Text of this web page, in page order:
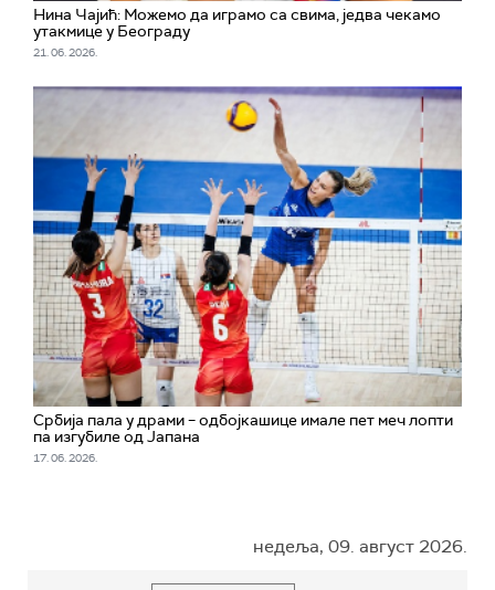
Нина Чајић: Можемо да играмо са свима, једва чекамо
утакмице у Београду
21. 06. 2026.
Србија пала у драми – одбојкашице имале пет меч лопти
па изгубиле од Јапана
17. 06. 2026.
недеља, 09. август 2026.